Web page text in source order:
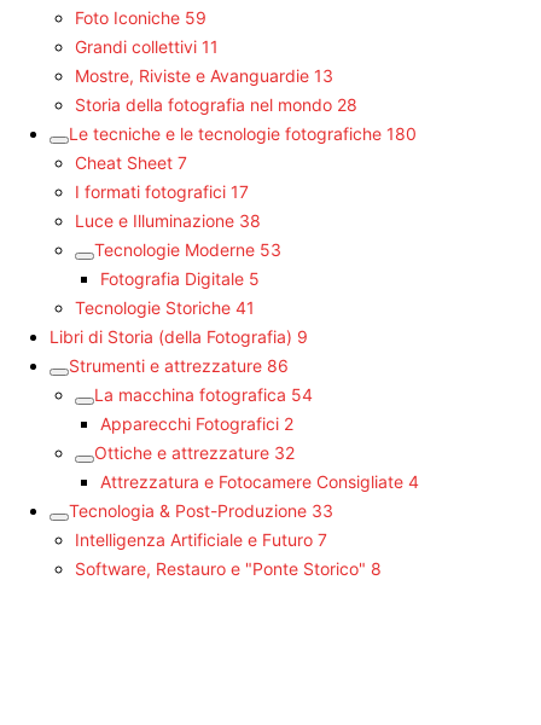
Foto Iconiche 59
Grandi collettivi 11
Mostre, Riviste e Avanguardie 13
Storia della fotografia nel mondo 28
Le tecniche e le tecnologie fotografiche 180
Cheat Sheet 7
I formati fotografici 17
Luce e Illuminazione 38
Tecnologie Moderne 53
Fotografia Digitale 5
Tecnologie Storiche 41
Libri di Storia (della Fotografia) 9
Strumenti e attrezzature 86
La macchina fotografica 54
Apparecchi Fotografici 2
Ottiche e attrezzature 32
Attrezzatura e Fotocamere Consigliate 4
Tecnologia & Post-Produzione 33
Intelligenza Artificiale e Futuro 7
Software, Restauro e "Ponte Storico" 8